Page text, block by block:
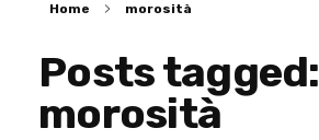
Home morosità
Posts tagged:
morosità